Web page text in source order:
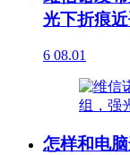
光下折痕
6 08.01
怎样和电